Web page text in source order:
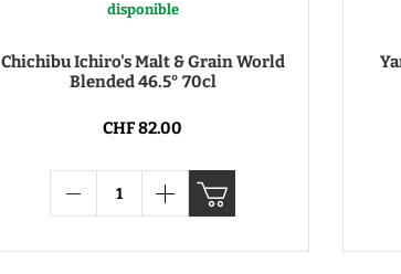
disponible
Chichibu Ichiro's Malt & Grain World
Blended 46.5° 70cl
CHF 82.00